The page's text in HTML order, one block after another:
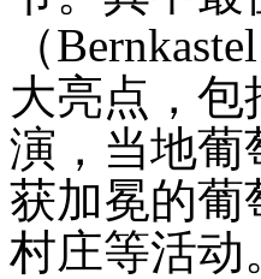
（
大亮点，包
演，当地葡
获加冕的葡
村庄等活动